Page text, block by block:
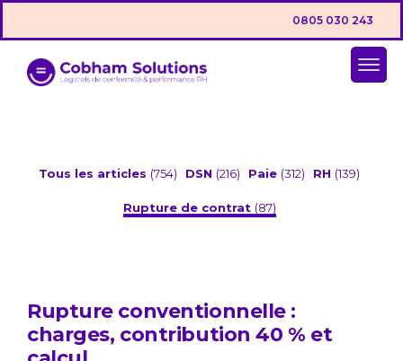
0805 030 243
Tous les articles (754) DSN (216) Paie (312) RH (139)
Rupture de contrat (87)
Rupture conventionnelle :
charges, contribution 40 % et